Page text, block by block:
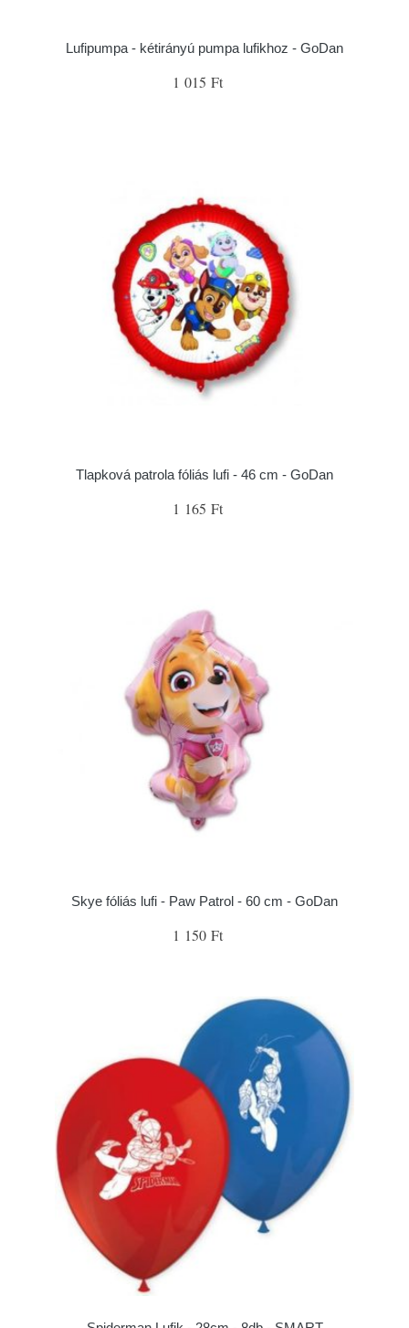
Lufipumpa - kétirányú pumpa lufikhoz - GoDan
1 015 Ft
Tlapková patrola fóliás lufi - 46 cm - GoDan
1 165 Ft
Skye fóliás lufi - Paw Patrol - 60 cm - GoDan
1 150 Ft